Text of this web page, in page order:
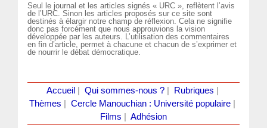
Seul le journal et les articles signés « URC », reflètent l’avis
de l’URC. Sinon les articles proposés sur ce site sont
destinés à élargir notre champ de réflexion. Cela ne signifie
donc pas forcément que nous approuvions la vision
développée par les auteurs. L’utilisation des commentaires
en fin d’article, permet à chacune et chacun de s’exprimer et
de nourrir le débat démocratique.
Accueil Qui sommes-nous ?| Rubriques
Thèmes
Cercle Manouchian : Université populaire
Films
Adhésion